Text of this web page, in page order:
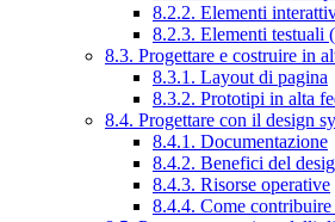
8.2.2. Elementi
8.2.3. Elementi testuali
8.3. Progettare e costruire in
8.3.1. Layout di pagina
8.3.2. Prototipi in alta
8.4. Progettare con il design
8.4.1. Documentazione
8.4.2. Benefici del
8.4.3. Risorse operative
8.4.4. Come